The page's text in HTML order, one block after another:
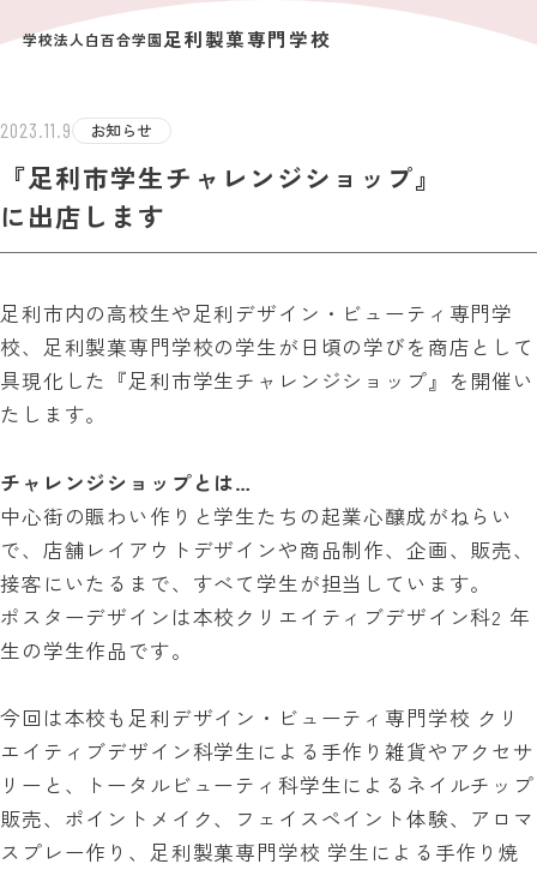
学校法人白百合学園足利製菓専門学校
2023.11.9 お知らせ
『足利市学生チャレンジショップ』
に出店します
足利市内の高校生や足利デザイン・ビューティ専門学
校、足利製菓専門学校の学生が日頃の学びを商店として
具現化した『足利市学生チャレンジショップ』を開催い
たします。
チャレンジショップとは…
中心街の賑わい作りと学生たちの起業心醸成がねらい
で、店舗レイアウトデザインや商品制作、企画、販売、
接客にいたるまで、すべて学生が担当しています。
ポスターデザインは本校クリエイティブデザイン科2 年
生の学生作品です。
今回は本校も足利デザイン・ビューティ専門学校 クリ
エイティブデザイン科学生による手作り雑貨やアクセサ
リーと、トータルビューティ科学生によるネイルチップ
販売、ポイントメイク、フェイスペイント体験、アロマ
スプレー作り、足利製菓専門学校 学生による手作り焼